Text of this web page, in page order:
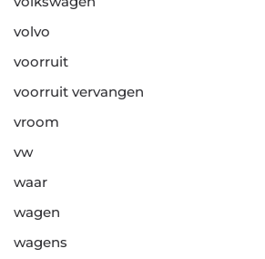
volvo
voorruit
voorruit vervangen
vroom
vw
waar
wagen
wagens